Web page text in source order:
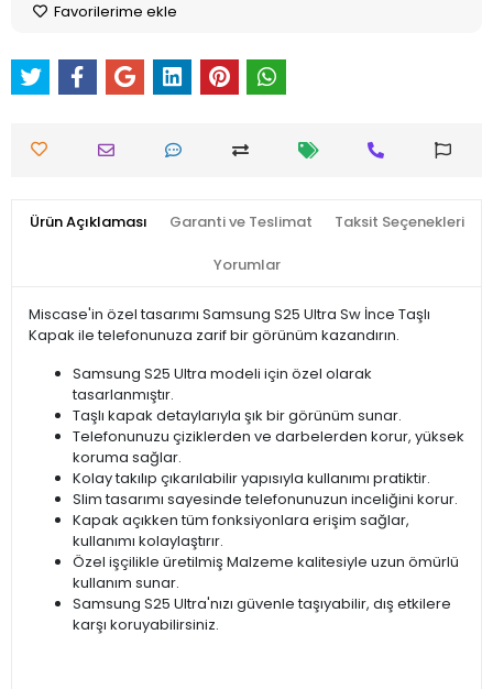
Favorilerime ekle
Ürün Açıklaması Garanti ve Teslimat Taksit Seçenekleri
Yorumlar
Miscase'in özel tasarımı Samsung S25 Ultra Sw İnce Taşlı
Kapak ile telefonunuza zarif bir görünüm kazandırın.
Samsung S25 Ultra modeli için özel olarak
tasarlanmıştır.
Taşlı kapak detaylarıyla şık bir görünüm sunar.
Telefonunuzu çiziklerden ve darbelerden korur, yüksek
koruma sağlar.
Kolay takılıp çıkarılabilir yapısıyla kullanımı pratiktir.
Slim tasarımı sayesinde telefonunuzun inceliğini korur.
Kapak açıkken tüm fonksiyonlara erişim sağlar,
kullanımı kolaylaştırır.
Özel işçilikle üretilmiş Malzeme kalitesiyle uzun ömürlü
kullanım sunar.
Samsung S25 Ultra'nızı güvenle taşıyabilir, dış etkilere
karşı koruyabilirsiniz.